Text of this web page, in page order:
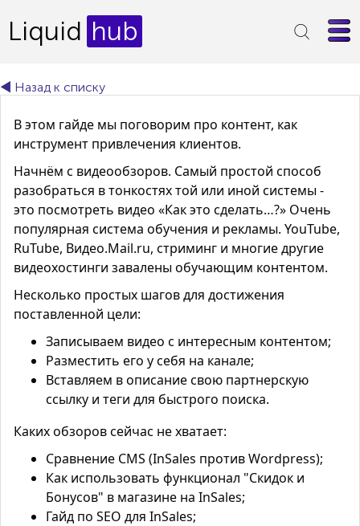
Liquid hub
◄ Назад к списку
В этом гайде мы поговорим про контент, как
инструмент привлечения клиентов.
Начнём с видеообзоров. Самый простой способ
разобраться в тонкостях той или иной системы -
это посмотреть видео «Как это сделать…?» Очень
популярная система обучения и рекламы. YouTube,
RuTube, Видео.Mail.ru, стриминг и многие другие
видеохостинги завалены обучающим контентом.
Несколько простых шагов для достижения
поставленной цели:
Записываем видео с интересным контентом;
Разместить его у себя на канале;
Вставляем в описание свою партнерскую
ссылку и теги для быстрого поиска.
Каких обзоров сейчас не хватает:
Сравнение CMS (InSales противWordpress);
Как использовать функционал "Скидок и
Бонусов" в магазине на InSales;
Гайд по SEO для InSales;